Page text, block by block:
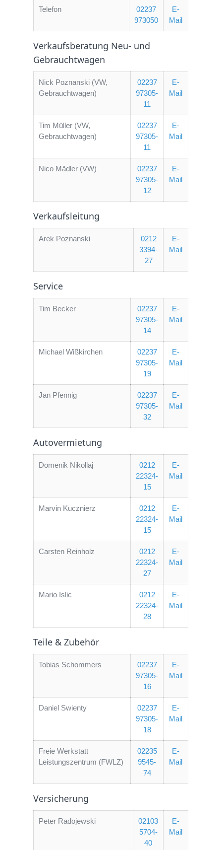
Telefon
02237
973050
E-
Mail
Verkaufsberatung Neu- und
Gebrauchtwagen
Nick Poznanski (VW,
Gebrauchtwagen)
02237
97305-
11
E-
Mail
Tim Müller (VW,
Gebrauchtwagen)
02237
97305-
11
E-
Mail
Nico Mädler (VW)
02237
97305-
12
E-
Mail
Verkaufsleitung
Arek Poznanski
0212
3394-
27
E-
Mail
Service
Tim Becker
02237
97305-
14
E-
Mail
Michael Wißkirchen
02237
97305-
19
E-
Mail
Jan Pfennig
02237
97305-
32
E-
Mail
Autovermietung
Domenik Nikollaj
0212
22324-
15
E-
Mail
Marvin Kucznierz
0212
22324-
15
E-
Mail
Carsten Reinholz
0212
22324-
27
E-
Mail
Mario Islic
0212
22324-
28
E-
Mail
Teile & Zubehör
Tobias Schommers
02237
97305-
16
E-
Mail
Daniel Swienty
02237
97305-
18
E-
Mail
Freie Werkstatt
Leistungszentrum (FWLZ)
02235
9545-
74
E-
Mail
Versicherung
Peter Radojewski
02103
5704-
40
E-
Mail